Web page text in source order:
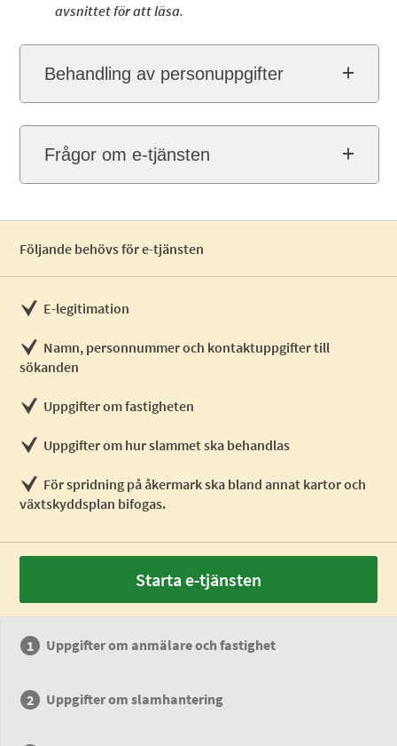
avsnittet för att läsa.
Behandling av personuppgifter
Frågor om e-tjänsten
Följande behövs för e-tjänsten
E-legitimation
Namn, personnummer och kontaktuppgifter till
sökanden
Uppgifter om fastigheten
Uppgifter om hur slammet ska behandlas
För spridning på åkermark ska bland annat kartor och
växtskyddsplan bifogas.
Starta e-tjänsten
Uppgifter om anmälare och fastighet
Uppgifter om slamhantering